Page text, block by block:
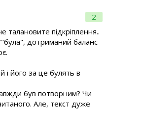
2
талановите підкріплення..
"була", дотриманий баланс
і його за це булять в
був потворним? Чи
Але, текст дуже